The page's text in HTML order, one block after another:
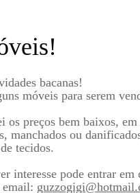
bacanas!
móveis para serem
preços bem baixos,
manchados ou
tecidos.
interesse pode entrar em